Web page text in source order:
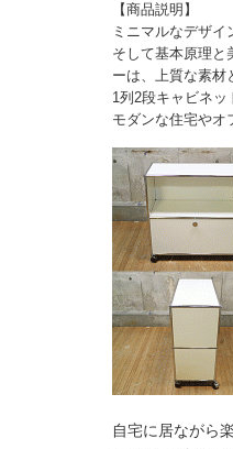
【商品説明】
ミニマルなデザ
そして基本原理と
ーは、上質な素材
1列2段キャビネ
モダンな住宅やオ
自宅に居ながら